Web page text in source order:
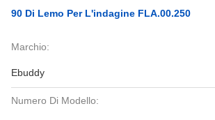
90 Di Lemo Per L'indagine FLA.00.250
Marchio:
Ebuddy
Numero Di Modello: